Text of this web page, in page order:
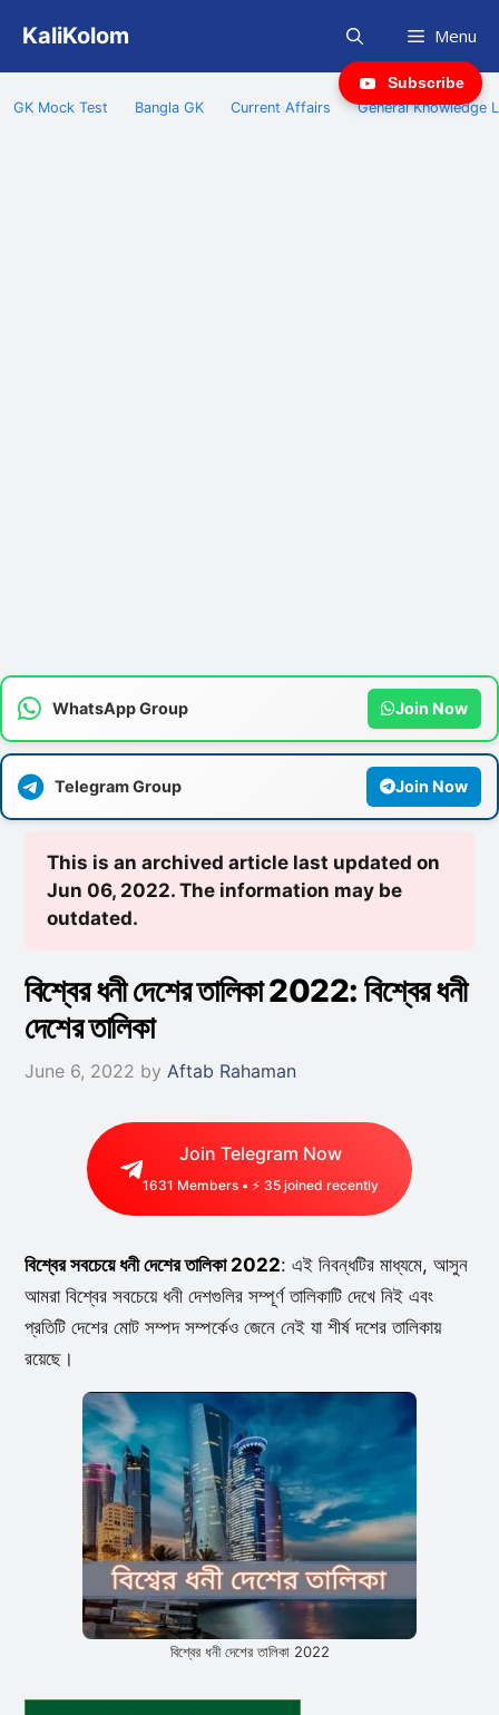
content
KaliKolom Menu
GK Mock Test Bangla GK Current Affairs General Knowledge
WhatsApp Group Join Now
Telegram Group Join Now
Subscribe
This is an archived article last updated on
Jun 06, 2022. The information may be
outdated.
বিশ্বের ধনী দেশের তালিকা 2022: বিশ্বের ধনী
দেশের তালিকা
June 6, 2022 by Aftab Rahaman
Join Telegram Now
1631 Members • ⚡ 43 joined recently
বিশ্বের সবচেয়ে ধনী দেশের তালিকা 2022: এই নিবন্ধটির মাধ্যমে, আসুন
আমরা বিশ্বের সবচেয়ে ধনী দেশগুলির সম্পূর্ণ তালিকাটি দেখে নিই এবং
প্রতিটি দেশের মোট সম্পদ সম্পর্কেও জেনে নেই যা শীর্ষ দশের তালিকায়
রয়েছে।
বিশ্বের ধনী দেশের তালিকা 2022